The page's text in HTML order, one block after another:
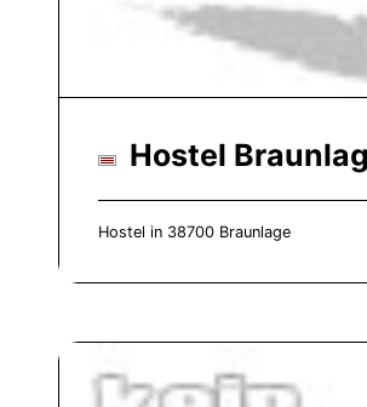
Hostel
Hostel in 38700 Braunlage